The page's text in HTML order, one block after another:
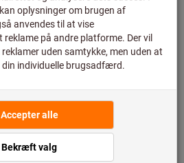
Vis priser pr. enhed
plus moms
Til varianterne
Cirkulærfræsere Stål
Art.-nr.: 217250